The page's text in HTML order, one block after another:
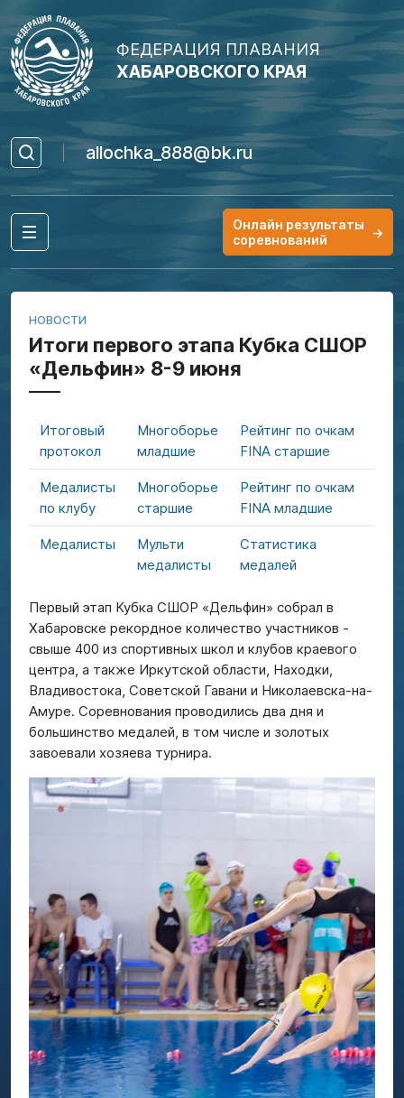
ФЕДЕРАЦИЯ ПЛАВАНИЯ
ХАБАРОВСКОГО КРАЯ
allochka_888@bk.ru
Онлайн результаты
соревнований
→
НОВОСТИ
Итоги первого этапа Кубка СШОР
«Дельфин» 8-9 июня
Итоговый
протокол
Многоборье
младшие
Рейтинг по очкам
FINA старшие
Медалисты
по клубу
Многоборье
старшие
Рейтинг по очкам
FINA младшие
Медалисты
Мульти
медалисты
Статистика
медалей
Первый этап Кубка СШОР «Дельфин» собрал в
Хабаровске рекордное количество участников -
свыше 400 из спортивных школ и клубов краевого
центра, а также Иркутской области, Находки,
Владивостока, Советской Гавани и Николаевска-на-
Амуре. Соревнования проводились два дня и
большинство медалей, в том числе и золотых
завоевали хозяева турнира.